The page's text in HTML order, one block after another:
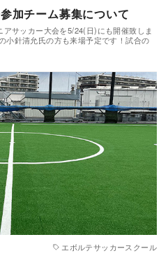
加チーム募集について
サッカー大会を5/24(日)にも開催致しま
小針清允氏の方も来場予定です！試合の
エボルテサッカースクール